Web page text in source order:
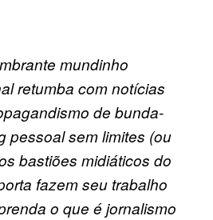
mundinho
retumba com notícias
de bunda-
pessoal sem limites (ou
bastiões midiáticos do
fazem seu trabalho
o que é jornalismo